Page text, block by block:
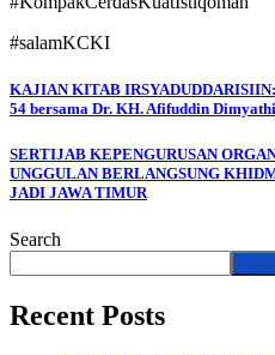
#salamKCKI
KAJIAN KITAB
54 bersama Dr. KH. Afifuddin Dimyathi
SERTIJAB KEPENGURUSAN
UNGGULAN BERLANGSUNG
JADI JAWA TIMUR
Search
Recent Posts